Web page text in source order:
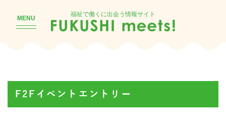
MENU
福祉で働くに出会う情報サイト
F2Fイベントエントリー